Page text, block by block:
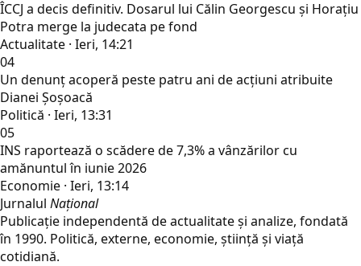
ÎCCJ a decis definitiv. Dosarul lui Călin Georgescu și Horațiu
Potra merge la judecata pe fond
Actualitate · Ieri, 14:21
04
Un denunț acoperă peste patru ani de acțiuni atribuite
Dianei Șoșoacă
Politică · Ieri, 13:31
05
INS raportează o scădere de 7,3% a vânzărilor cu
amănuntul în iunie 2026
Economie · Ieri, 13:14
Jurnalul Național
Publicație independentă de actualitate și analize, fondată
în 1990. Politică, externe, economie, știință și viață
cotidiană.